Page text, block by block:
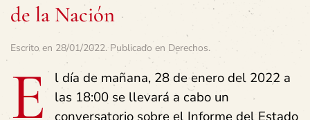
de la Nación
Escrito en 28/01/2022. Publicado en Derechos.
E
l día de mañana, 28 de enero del 2022 a
las 18:00 se llevará a cabo un